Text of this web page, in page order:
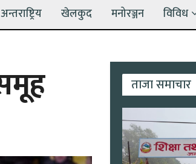
अन्तराष्ट्रिय खेलकुद मनोरञ्जन विविध
ताजा समाचार